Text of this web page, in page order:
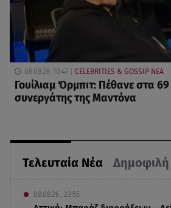
Τελευταία Νέα Δημοφιλή
08.08.26 , 23:55
08.08.26, 10:47 CELEBRITIES & GOSSIP ΝΕΑ
Γουίλιαμ Όρμπιτ: Πέθανε στα
συνεργάτης της Μαντόνα